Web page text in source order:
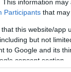
This information
Participants that
this website/app
but not
to Google and its
consent section.